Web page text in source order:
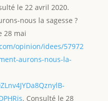
le 22 avril 2020.
nous la sagesse ?
28 mai
opinion/idees/57972
aurons-nous-la-
. Consulté le 28